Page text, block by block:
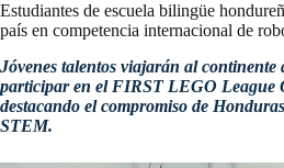
Estudiantes de escuela bilingüe
país en competencia internacional de
Jóvenes talentos viajarán al
participar en el FIRST LEGO League
destacando el compromiso de
STEM.